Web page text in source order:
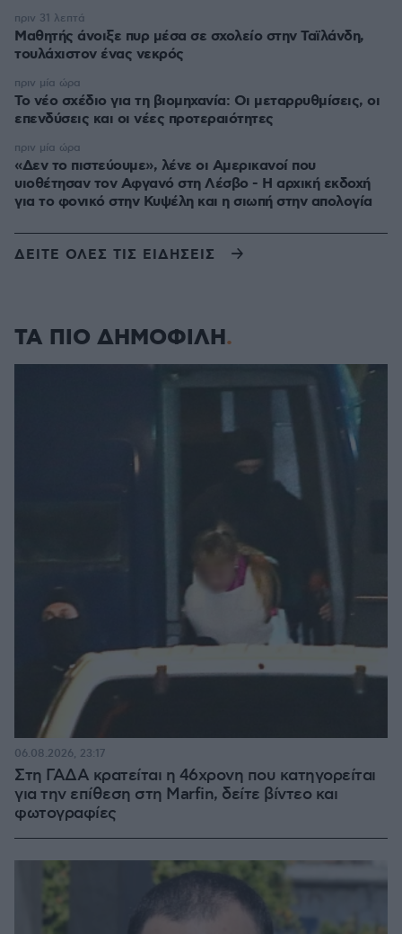
Μαθητής άνοιξε πυρ μέσα σε σχολείο στην Ταϊλάνδη,
τουλάχιστον ένας νεκρός
πριν 31 λεπτά
Το νέο σχέδιο για τη βιομηχανία: Οι μεταρρυθμίσεις, οι
επενδύσεις και οι νέες προτεραιότητες
πριν μία ώρα
«Δεν το πιστεύουμε», λένε οι Αμερικανοί που
υιοθέτησαν τον Αφγανό στη Λέσβο - Η αρχική εκδοχή
για το φονικό στην Κυψέλη και η σιωπή στην απολογία
πριν μία ώρα
ΔΕΙΤΕ ΟΛΕΣ ΤΙΣ ΕΙΔΗΣΕΙΣ
ΤΑ ΠΙΟ ΔΗΜΟΦΙΛΗ
Στη ΓΑΔΑ κρατείται η 46χρονη που κατηγορείται
για την επίθεση στη Marfin, δείτε βίντεο και
φωτογραφίες
06.08.2026, 23:17